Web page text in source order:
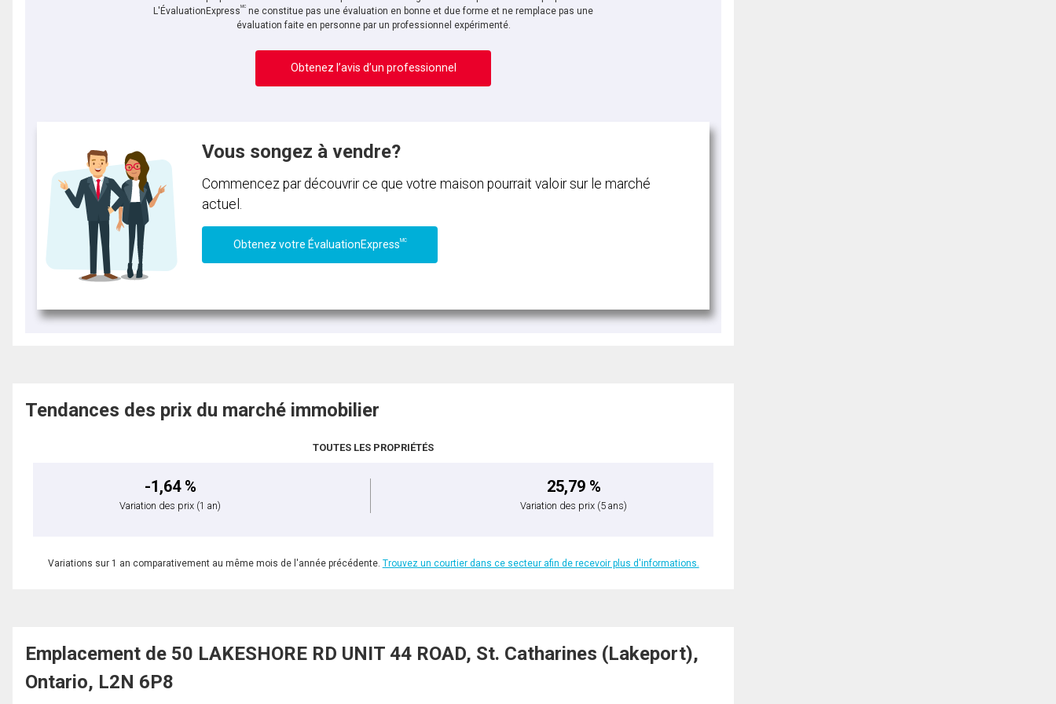
L'ÉvaluationExpressMC ne constitue pas une évaluation en bonne et due forme et ne remplace pas une
évaluation faite en personne par un professionnel expérimenté.
Obtenez l’avis d’un professionnel
Vous songez à vendre?
Commencez par découvrir ce que votre maison pourrait valoir sur le marché
actuel.
Obtenez votre ÉvaluationExpressMC
Tendances des prix du marché immobilier
TOUTES LES PROPRIÉTÉS
-1,64 %
Variation des prix (1 an)
25,79 %
Variation des prix (5 ans)
Variations sur 1 an comparativement au même mois de l'année précédente. Trouvez un courtier dans ce secteur afin de recevoir plus d'informations.
Emplacement de 50 LAKESHORE RD UNIT 44 ROAD, St. Catharines (Lakeport),
Ontario, L2N 6P8